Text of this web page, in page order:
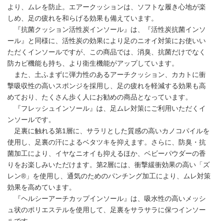
より、ムレを防止。エアークッションは、ソフトな履き心地が楽
しめ、足の疲れを和らげる効果も備えています。
『抗菌クッション活性炭インソール』は、『活性炭抗菌インソ
ール』と同様に、活性炭の効果により足のニオイ対策にお使いい
ただくインソールですが、この商品では、消臭、抗菌だけでなく
防カビ機能も持ち、より衛生機能がアップしています。
また、土ふまずに弾力性のあるアーチクッション、カカトに衝
撃吸収性の高いスポンジを採用し、足の疲れを軽減する効果も高
めており、たくさん歩く人にお勧めの商品となっています。
『フレッシュインソール』は、足ムレ対策にご利用いただくイ
ンソールです。
足裏に触れる第1層に、サラリとした質感の高いカノコパイルを
使用し、足裏の汗によるベタツキを抑えます。さらに、防臭・抗
菌加工により、イヤなニオイも抑えるほか、ベビーパウダーの香
りをお楽しみいただけます。第2層には、衝撃緩衝効果の高い「ズ
レン®」を使用し、通気のためのパンチング加工により、ムレ対策
効果を高めています。
『ヘルシーアーチカップインソール』は、吸水性の高いメッシ
ュ状のポリエステルを使用して、足裏をサラサラに保つインソー